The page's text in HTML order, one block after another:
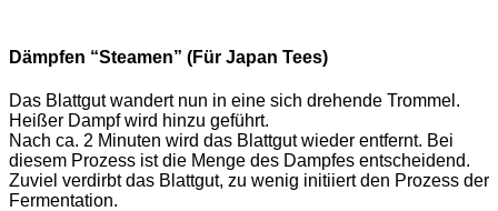
Dämpfen “Steamen” (Für Japan Tees)
Das Blattgut wandert nun in eine sich drehende Trommel.
Heißer Dampf wird hinzu geführt.
Nach ca. 2 Minuten wird das Blattgut wieder entfernt. Bei
diesem Prozess ist die Menge des Dampfes entscheidend.
Zuviel verdirbt das Blattgut, zu wenig initiiert den Prozess der
Fermentation.